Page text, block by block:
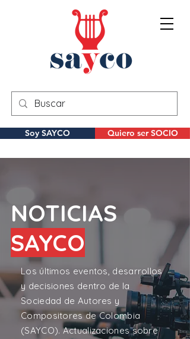
Soy SAYCO Quiero ser SOCIO
NOTICIAS
SAYCO
Los últimos eventos, desarrollos
y decisiones dentro de la
Sociedad de Autores y
Compositores de Colombia
(SAYCO). Actualizaciones sobre